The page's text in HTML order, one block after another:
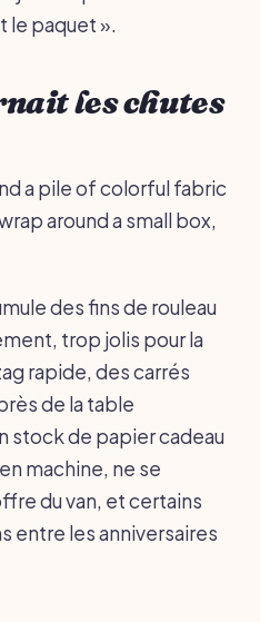
le paquet ».
les chutes
a pile of colorful fabric
around a small box,
des fins de rouleau
trop jolis pour la
rapide, des carrés
de la table
stock de papier cadeau
machine, ne se
du van, et certains
entre les anniversaires